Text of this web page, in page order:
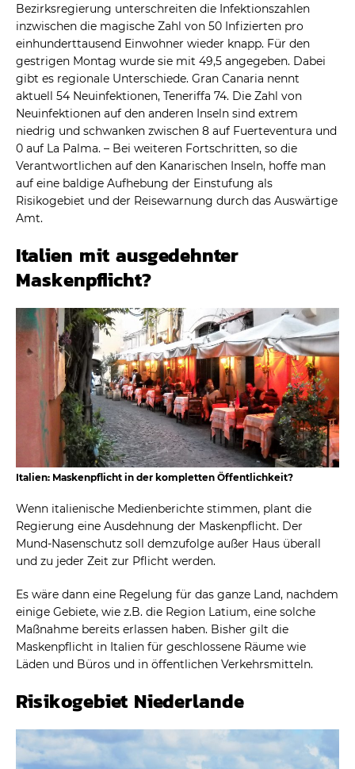
Bezirksregierung unterschreiten die Infektionszahlen
inzwischen die magische Zahl von 50 Infizierten pro
einhunderttausend Einwohner wieder knapp. Für den
gestrigen Montag wurde sie mit 49,5 angegeben. Dabei
gibt es regionale Unterschiede. Gran Canaria nennt
aktuell 54 Neuinfektionen, Teneriffa 74. Die Zahl von
Neuinfektionen auf den anderen Inseln sind extrem
niedrig und schwanken zwischen 8 auf Fuerteventura und
0 auf La Palma. – Bei weiteren Fortschritten, so die
Verantwortlichen auf den Kanarischen Inseln, hoffe man
auf eine baldige Aufhebung der Einstufung als
Risikogebiet und der Reisewarnung durch das Auswärtige
Amt.
Italien mit ausgedehnter
Maskenpflicht?
Italien: Maskenpflicht in der kompletten Öffentlichkeit?
Wenn italienische Medienberichte stimmen, plant die
Regierung eine Ausdehnung der Maskenpflicht. Der
Mund-Nasenschutz soll demzufolge außer Haus überall
und zu jeder Zeit zur Pflicht werden.
Es wäre dann eine Regelung für das ganze Land, nachdem
einige Gebiete, wie z.B. die Region Latium, eine solche
Maßnahme bereits erlassen haben. Bisher gilt die
Maskenpflicht in Italien für geschlossene Räume wie
Läden und Büros und in öffentlichen Verkehrsmitteln.
Risikogebiet Niederlande